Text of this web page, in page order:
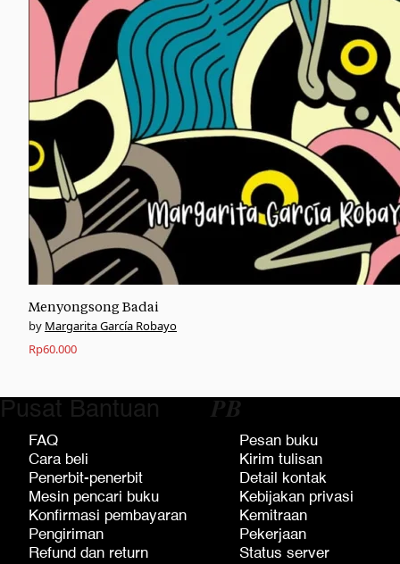
Menyongsong Badai
Margarita García Robayo
Rp60.000
Pusat Bantuan
FAQ
Cara beli
Penerbit-penerbit
Mesin pencari buku
Konfirmasi pembayaran
Pengiriman
Refund dan return
𝑷𝑩
Pesan buku
Kirim tulisan
Detail kontak
Kebijakan privasi
Kemitraan
Pekerjaan
Status server